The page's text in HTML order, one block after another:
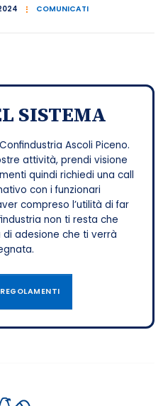
COMUNICATI
SISTEMA
Ascoli Piceno.
attività, prendi visione
quindi richiedi una call
con i funzionari
compreso l’utilità di far
non ti resta che
adesione che ti verrà